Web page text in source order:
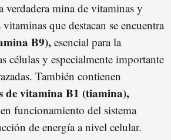
verdadera mina de vitaminas y
que destacan se encuentra
B9), esencial para la
células y especialmente importante
También contienen
devitamina B1 (tiamina),
funcionamiento del sistema
de energía a nivel celular.